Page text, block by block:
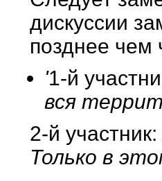
дискуссии
позднее чем
'1-й
вся
2-й участник:
Только в